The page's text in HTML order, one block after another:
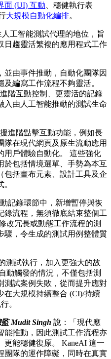
面 (UI) 互動、穩健執行表
大規模自動化編排。
工智能測試代理的地位，旨
日趨靈活繁複的應用程式工作
由事件推動，自動化團隊因
編寫工作流程不夠靈活。
階互動控制、更靈活的記錄
入由人工智能推動的測試生命
進階點擊互動功能，例如長
在現代網頁及原生流動應用
用戶體驗自動化。 這些強化
於包括情境選單、手勢為本互
包括畫布元素、設計工具及企
記錄環節中，新增暫停與恢
錄流程，無須徹底結束整個工
改冗長或動態工作流程的測
驟，令生成的測試用例整體質
測試執行，加入更強大的故
動觸發的情況，不僅包括測
測試案例失敗，從而提升應對
在大規模持續整合 (CI)/持續
。
Mudit Singh 說：「現代應
能推動，因此測試工作流程亦
能穩健復原。 KaneAI 這一
團隊的運作障礙，同時在真實